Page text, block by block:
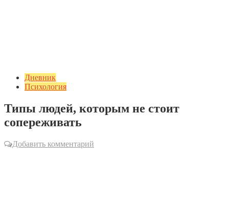
Дневник
Психология
Типы людей, которым не стоит
сопереживать
Добавить комментарий